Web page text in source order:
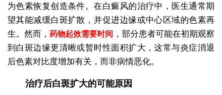
为色素恢复创造条件。在白癜风的治疗中，医生通常期
望其能减缓白斑扩散，并促进边缘或中心区域的色素再
生。然而，药物起效需要时间 ，部分患者可能在初期观察
到白斑边缘更清晰或暂时性面积扩大，这常与炎症消退
后色素对比度增加有关，而非病情恶化。
治疗后白斑扩大的可能原因